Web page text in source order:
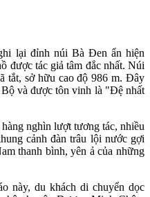
lại đỉnh núi Bà Đen ẩn hiện
được tác giả tâm đắc nhất. Núi
tắt, sở hữu cao độ 986 m. Đây
và được tôn vinh là "Đệ nhất
nghìn lượt tương tác, nhiều
cảnh đàn trâu lội nước gợi
thanh bình, yên ả của những
này, du khách di chuyển dọc